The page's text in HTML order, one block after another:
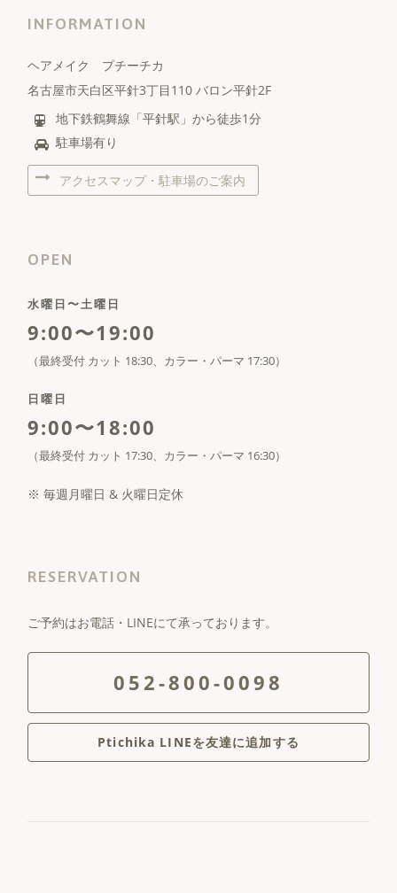
INFORMATION
ヘアメイク プチーチカ
名古屋市天白区平針3丁目110 バロン平針2F
地下鉄鶴舞線「平針駅」から徒歩1分
駐車場有り
アクセスマップ・駐車場のご案内
OPEN
水曜日〜土曜日
9:00〜19:00
（最終受付 カット 18:30、カラー・パーマ 17:30）
日曜日
9:00〜18:00
（最終受付 カット 17:30、カラー・パーマ 16:30）
※ 毎週月曜日 & 火曜日定休
RESERVATION
ご予約はお電話・LINEにて承っております。
052-800-0098
Ptichika LINEを友達に追加する